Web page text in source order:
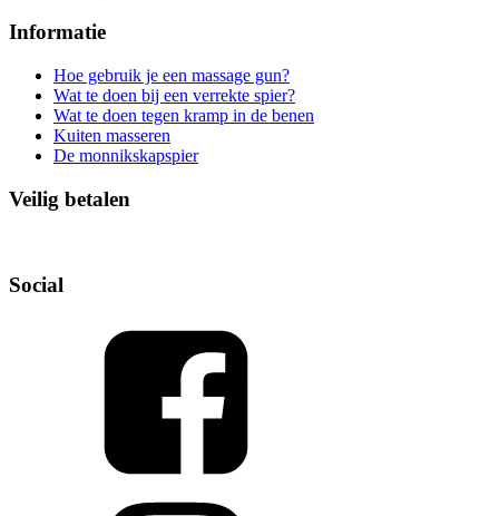
Informatie
Hoe gebruik je een massage gun?
Wat te doen bij een verrekte spier?
Wat te doen tegen kramp in de benen
Kuiten masseren
De monnikskapspier
Veilig betalen
Social